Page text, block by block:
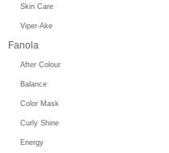
Skin Care
Viper-Ake
Fanola
After Colour
Balance
Color Mask
Curly Shine
Energy